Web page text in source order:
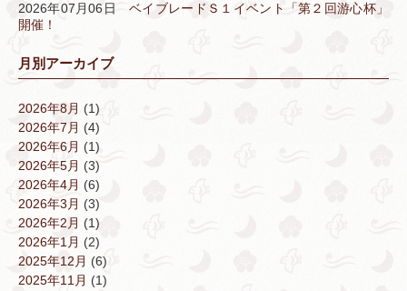
2026年07月06日ベイブレードＳ１イベント「第２回游心杯」
開催！
月別アーカイブ
2026年8月 (1)
2026年7月 (4)
2026年6月 (1)
2026年5月 (3)
2026年4月 (6)
2026年3月 (3)
2026年2月 (1)
2026年1月 (2)
2025年12月 (6)
2025年11月 (1)